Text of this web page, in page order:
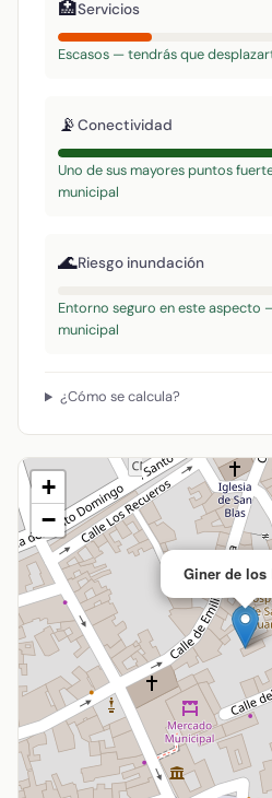
🏥Servicios
Escasos — tendrás que
📡Conectividad
Uno de sus mayores puntos
municipal
🌊Riesgo inundación
Entorno seguro en este aspecto
municipal
¿Cómo se calcula?
Giner de los
+
−